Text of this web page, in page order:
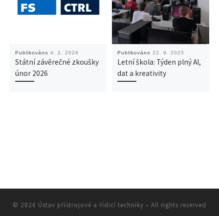
Publikováno4. 2. 2026
Státní závěrečné zkoušky
únor 2026
Publikováno22. 9. 2025
Letní škola: Týden plný AI,
dat a kreativity
© 2026 Ústav přístrojové a řídicí techniky – All rights reserved